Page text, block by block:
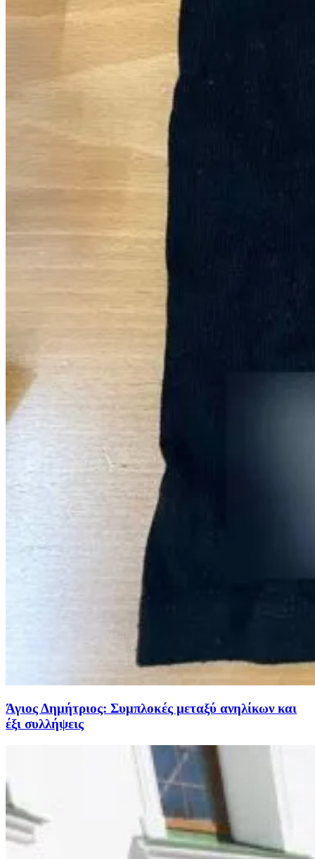
Άγιος Δημήτριος: Συμπλοκές μεταξύ ανηλίκων και
έξι συλλήψεις